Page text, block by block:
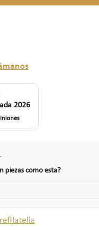
2026
piezas como esta?